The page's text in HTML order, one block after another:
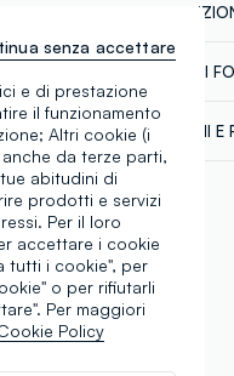
TOP: 100%
CATENA DI
Fornitore di
ALIB
SPEDIZIONI E
Spedizione
€60.
tuoi
e di prestazione
il funzionamento
Altri cookie (i
da terze parti,
abitudini di
prodotti e servizi
Per il loro
accettare i cookie
tutti i cookie", per
o per rifiutarli
Per maggiori
Policy
senza accettare